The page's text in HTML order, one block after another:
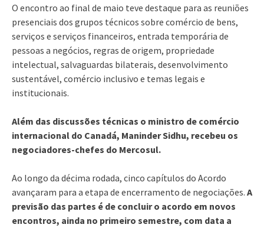
O encontro ao final de maio teve destaque para as reuniões
presenciais dos grupos técnicos sobre comércio de bens,
serviços e serviços financeiros, entrada temporária de
pessoas a negócios, regras de origem, propriedade
intelectual, salvaguardas bilaterais, desenvolvimento
sustentável, comércio inclusivo e temas legais e
institucionais.
Além das discussões técnicas o ministro de comércio
internacional do Canadá, Maninder Sidhu, recebeu os
negociadores-chefes do Mercosul.
Ao longo da décima rodada, cinco capítulos do Acordo
avançaram para a etapa de encerramento de negociações. A
previsão das partes é de concluir o acordo em novos
encontros, ainda no primeiro semestre, com data a